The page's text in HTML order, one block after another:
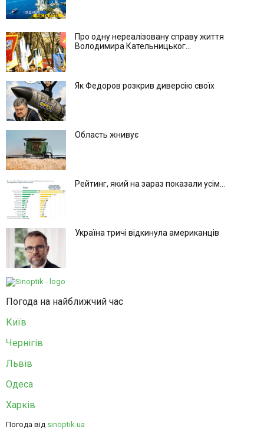
Про одну нереалізовану справу життя
Володимира Кательницьког...
Як Федоров розкрив диверсію своїх
Область жнивує
Рейтинг, який на зараз показали усім...
Україна тричі відкинула американців
Погода на найближчий час
Київ
Чернігів
Львів
Одеса
Харків
Погода від sinoptik.ua